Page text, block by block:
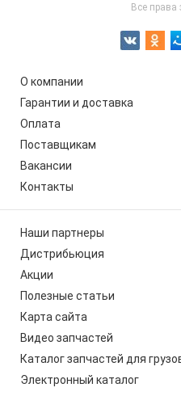
Все
О компании
Гарантии и доставка
Оплата
Поставщикам
Вакансии
Контакты
Наши партнеры
Дистрибьюция
Акции
Полезные статьи
Карта сайта
Видео запчастей
Каталог запчастей для
Электронный каталог